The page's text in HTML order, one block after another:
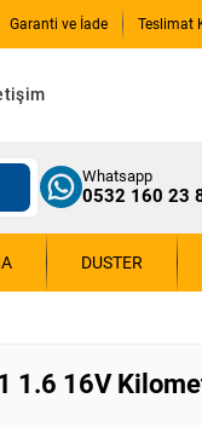
Garanti ve İade Teslimat
Whatsapp
0532 160 23
DUSTER
1.6 16V